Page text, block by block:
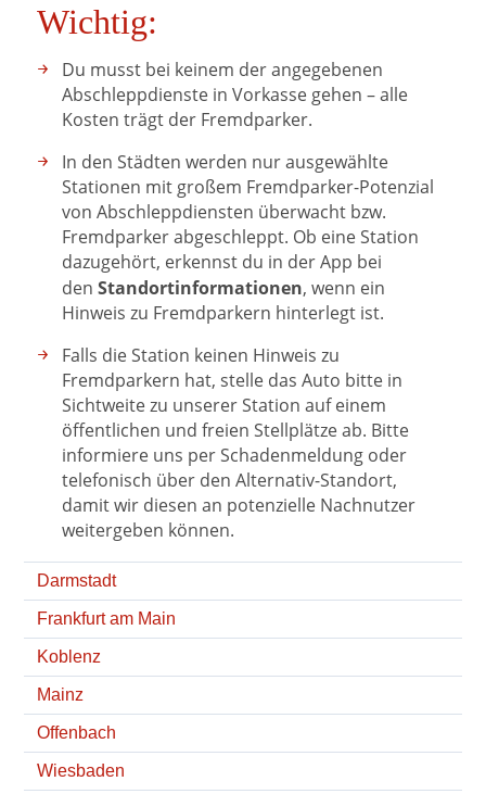
Wichtig:
Du musst bei keinem der angegebenen
Abschleppdienste in Vorkasse gehen – alle
Kosten trägt der Fremdparker.
In den Städten werden nur ausgewählte
Stationen mit großem Fremdparker-Potenzial
von Abschleppdiensten überwacht bzw.
Fremdparker abgeschleppt. Ob eine Station
dazugehört, erkennst du in der App bei
denStandortinformationen, wenn ein
Hinweis zu Fremdparkern hinterlegt ist.
Falls die Station keinen Hinweis zu
Fremdparkern hat, stelle das Auto bitte in
Sichtweite zu unserer Station auf einem
öffentlichen und freien Stellplätze ab. Bitte
informiere uns per Schadenmeldung oder
telefonisch über den Alternativ-Standort,
damit wir diesen an potenzielle Nachnutzer
weitergeben können.
Darmstadt
Frankfurt am Main
Koblenz
Mainz
Offenbach
Wiesbaden